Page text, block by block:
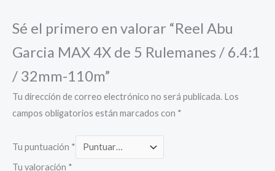
Sé el primero en valorar “Reel Abu
Garcia MAX 4X de 5 Rulemanes / 6.4:1
/ 32mm-110m”
Tu dirección de correo electrónico no será publicada. Los
campos obligatorios están marcados con *
Tu puntuación *
Tu valoración *